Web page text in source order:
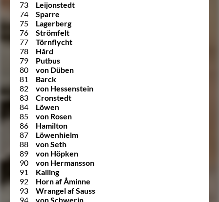
73
Leijonstedt
74
Sparre
75
Lagerberg
76
Strömfelt
77
Törnflycht
78
Hård
79
Putbus
80
von Düben
81
Barck
82
von Hessenstein
83
Cronstedt
84
Löwen
85
von Rosen
86
Hamilton
87
Löwenhielm
88
von Seth
89
von Höpken
90
von Hermansson
91
Kalling
92
Horn af Åminne
93
Wrangel af Sauss
94
von Schwerin